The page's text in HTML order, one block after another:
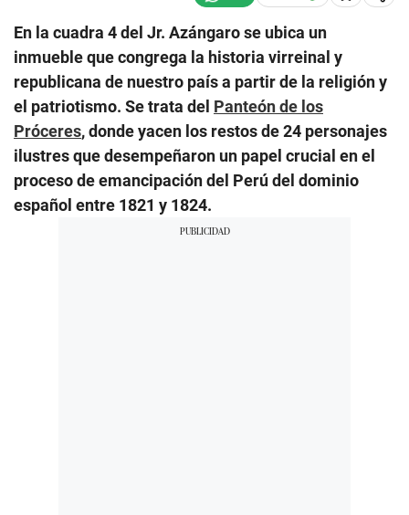
En la cuadra 4 del Jr. Azángaro se ubica un
inmueble que congrega la historia virreinal y
republicana de nuestro país a partir de la religión y
el patriotismo. Se trata del Panteón de los
Próceres, donde yacen los restos de 24 personajes
ilustres que desempeñaron un papel crucial en el
proceso de emancipación del Perú del dominio
español entre 1821 y 1824.